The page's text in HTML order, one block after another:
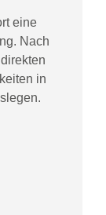
eine
Nach
in